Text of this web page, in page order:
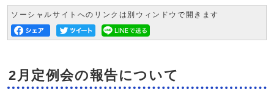
ソーシャルサイトへのリンクは別ウィンドウで開きます
2月定例会の報告について